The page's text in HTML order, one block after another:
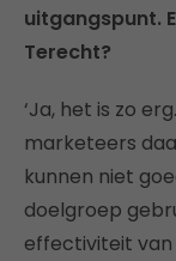
uitgangspunt.
Terecht?
‘Ja, het is zo
marketeers
kunnen niet
doelgroep
effectiviteit van